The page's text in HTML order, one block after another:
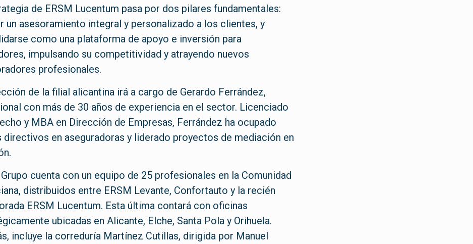
de ERSM Lucentum pasa por dos pilares fundamentales:
un asesoramiento integral y personalizado a los clientes, y
como una plataforma de apoyo e inversión para
impulsando su competitividad y atrayendo nuevos
profesionales.
de la filial alicantina irá a cargo de Gerardo Ferrández,
con más de 30 años de experiencia en el sector. Licenciado
y MBA en Dirección de Empresas, Ferrández ha ocupado
directivos en aseguradoras y liderado proyectos de mediación en
Grupo cuenta con un equipo de 25 profesionales en la Comunidad
distribuidos entre ERSM Levante, Confortauto y la recién
ERSM Lucentum. Esta última contará con oficinas
ubicadas en Alicante, Elche, Santa Pola y Orihuela.
incluye la correduría Martínez Cutillas, dirigida por Manuel